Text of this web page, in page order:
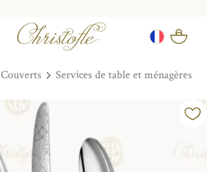
Couverts Services de table et ménagères